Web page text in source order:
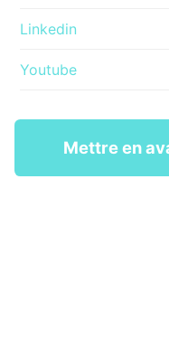
Linkedin
Youtube
Mettre en